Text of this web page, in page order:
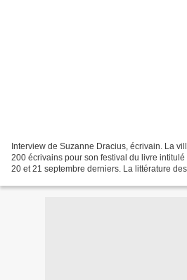
Interview de Suzanne Dracius, écrivain. La
200 écrivains pour son festival du livre
20 et 21 septembre derniers. La littérature